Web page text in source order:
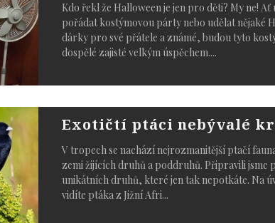
Kdo řekl že Halloween je jen pro děti? My ne! Ať
pořádat kostýmovou párty nebo udělat nějaké
dárky pro své přátele a známé, budou tyto
dospělé zajisté velkým úspěchem....
Exotičtí ptáci nebývalé
V tropech se nachází nejrozmanitější ptačí
zemi žijících druhů a poddruhů. Připravili jsme
unikátních druhů, které jen tak nepotkáte. Na
vidíte ptáka z Jižní Afri...